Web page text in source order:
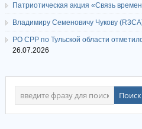
Патриотическая акция «Связь
Владимиру Семеновичу Чукову
РО СРР по Тульской области
26.07.2026